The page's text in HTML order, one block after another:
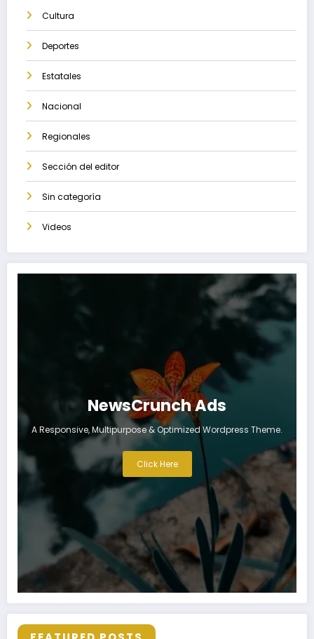
Cultura
Deportes
Estatales
Nacional
Regionales
Sección del editor
Sin categoría
Videos
NewsCrunch Ads
A Responsive, Multipurpose & Optimized Wordpress Theme.
Click Here